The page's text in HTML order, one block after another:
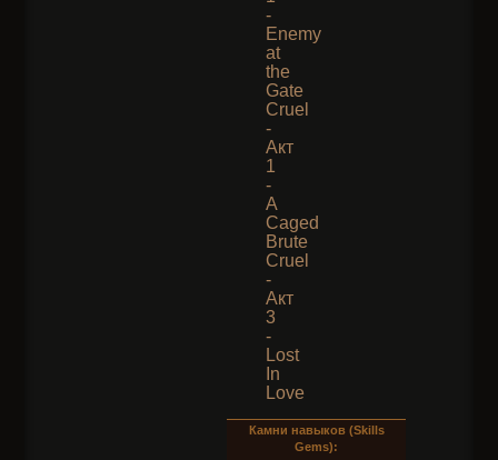
-
Enemy
at
the
Gate
Cruel
-
Акт
1
-
A
Caged
Brute
Cruel
-
Акт
3
-
Lost
In
Love
Камни навыков (Skills
Gems):